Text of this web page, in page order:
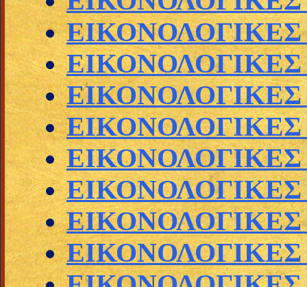
ΕΙΚΟΝΟΛΟΓΙΚΕΣ
ΕΙΚΟΝΟΛΟΓΙΚΕΣ
ΕΙΚΟΝΟΛΟΓΙΚΕΣ
ΕΙΚΟΝΟΛΟΓΙΚΕΣ